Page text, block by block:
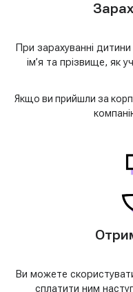
При зарахуванні
ім’я та прізвище, як
Якщо ви прийшли за
Ви можете
сплатити ним